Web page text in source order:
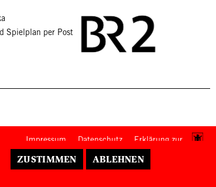
ZUSTIMMEN ABLEHNEN
Spielplan per Post
Footer-Menü
Impressum Datenschutz
Erklärung zur